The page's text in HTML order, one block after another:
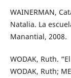
WAINERMAN,
Natalia. La
Manantial, 2008.
WODAK, Ruth.
WODAK, Ruth;